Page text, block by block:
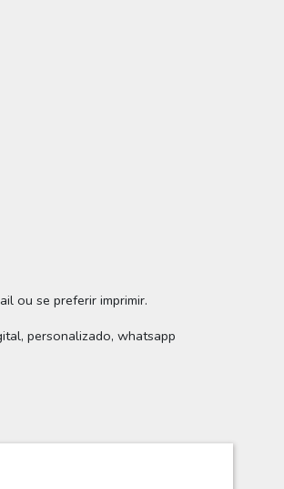
ou se preferir imprimir.
personalizado, whatsapp